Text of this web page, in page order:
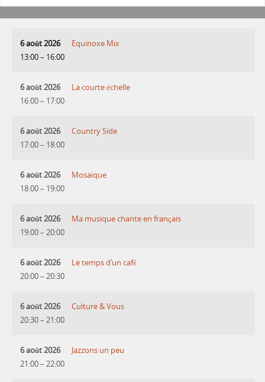
6 août 2026
13:00– 16:00
Equinoxe Mix
6 août 2026
16:00– 17:00
La courte échelle
6 août 2026
17:00– 18:00
Country Side
6 août 2026
18:00– 19:00
Mosaique
6 août 2026
19:00– 20:00
Ma musique chante en français
6 août 2026
20:00– 20:30
Le temps d’un café
6 août 2026
20:30– 21:00
Culture & Vous
6 août 2026
21:00– 22:00
Jazzons un peu